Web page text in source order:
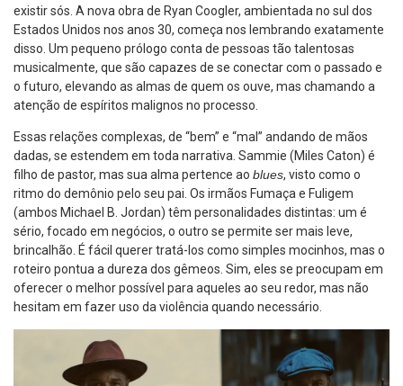
existir sós. A nova obra de Ryan Coogler, ambientada no sul dos
Estados Unidos nos anos 30, começa nos lembrando exatamente
disso. Um pequeno prólogo conta de pessoas tão talentosas
musicalmente, que são capazes de se conectar com o passado e
o futuro, elevando as almas de quem os ouve, mas chamando a
atenção de espíritos malignos no processo.
Essas relações complexas, de “bem” e “mal” andando de mãos
dadas, se estendem em toda narrativa. Sammie (Miles Caton) é
filho de pastor, mas sua alma pertence ao blues, visto como o
ritmo do demônio pelo seu pai. Os irmãos Fumaça e Fuligem
(ambos Michael B. Jordan) têm personalidades distintas: um é
sério, focado em negócios, o outro se permite ser mais leve,
brincalhão. É fácil querer tratá-los como simples mocinhos, mas o
roteiro pontua a dureza dos gêmeos. Sim, eles se preocupam em
oferecer o melhor possível para aqueles ao seu redor, mas não
hesitam em fazer uso da violência quando necessário.